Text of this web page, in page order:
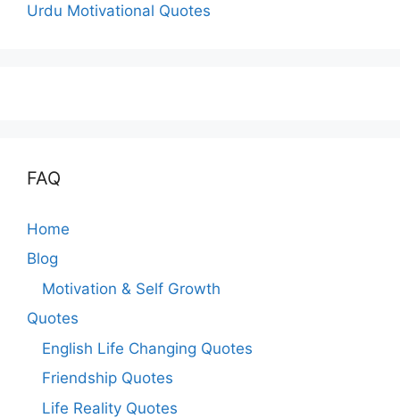
Urdu Motivational Quotes
FAQ
Home
Blog
Motivation & Self Growth
Quotes
English Life Changing Quotes
Friendship Quotes
Life Reality Quotes